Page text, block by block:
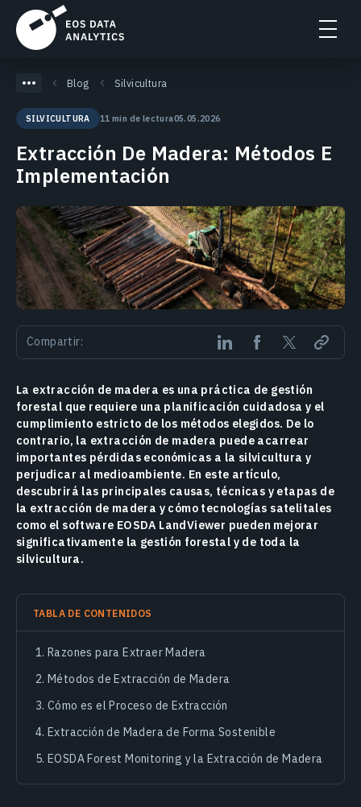
Blog Silvicultura
SILVICULTURA 11 min de lectura05.05.2026
Extracción De Madera: Métodos E
Implementación
Compartir:
La extracción de madera es una práctica de gestión
forestal que requiere una planificación cuidadosa y el
cumplimiento estricto de los métodos elegidos. De lo
contrario, la extracción de madera puede acarrear
importantes pérdidas económicas a la silvicultura y
perjudicar al medioambiente. En este artículo,
descubrirá las principales causas, técnicas y etapas de
la extracción de madera y cómo tecnologías satelitales
como el software EOSDA LandViewer pueden mejorar
significativamente la gestión forestal y de toda la
silvicultura.
TABLA DE CONTENIDOS
Razones para Extraer Madera
Métodos de Extracción de Madera
Cómo es el Proceso de Extracción
Extracción de Madera de Forma Sostenible
EOSDA Forest Monitoring y la Extracción de Madera